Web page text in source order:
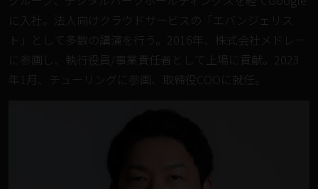
に入社。法人向けクラウドサービスの「エバンジェリス
ト」として多数の講演を行う。2016年、株式会社メドレー
に参画し、執行役員/事業責任者として上場に貢献。2023
年1月、チューリングに参画、取締役COOに就任。